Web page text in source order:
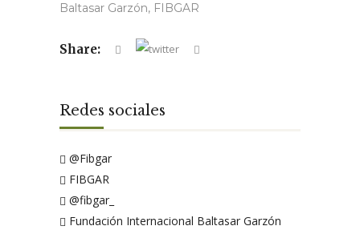
Baltasar Garzón, FIBGAR
Share:
Redes sociales
@Fibgar
FIBGAR
@fibgar_
Fundación Internacional Baltasar Garzón